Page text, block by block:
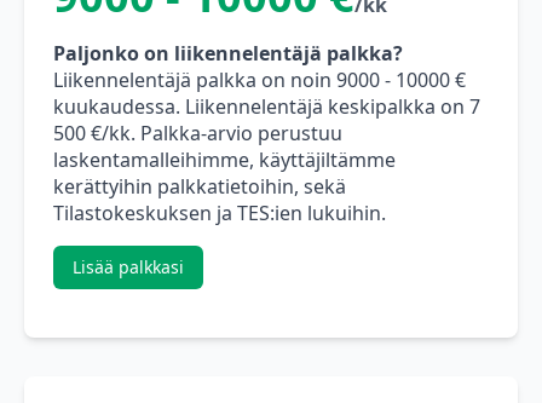
Paljonko on liikennelentäjä palkka?
Liikennelentäjä palkka on noin 9000 - 10000 €
kuukaudessa. Liikennelentäjä keskipalkka on 7
500 €/kk. Palkka-arvio perustuu
laskentamalleihimme, käyttäjiltämme
kerättyihin palkkatietoihin, sekä
Tilastokeskuksen ja TES:ien lukuihin.
Lisää palkkasi